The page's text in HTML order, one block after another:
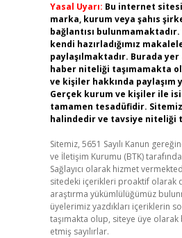
Yasal Uyarı: Bu internet
marka, kurum veya şahıs
bağlantısı
kendi hazırladığımız
paylaşılmaktadır. Burada
haber niteliği taşımamakta
ve kişiler hakkında paylaşım
Gerçek kurum ve kişiler ile
tamamen tesadüfidir.
halindedir ve tavsiye niteliği
Sitemiz, 5651 Sayılı Kanun
ve İletişim Kurumu (BTK)
Sağlayıcı olarak hizmet
sitedeki içerikleri proaktif olarak
araştırma yükümlülüğümüz
üyelerimiz yazdıkları içeriklerin
taşımakta olup, siteye üye
etmiş sayılırlar.